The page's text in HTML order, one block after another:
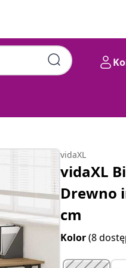
vidaXL
vidaXL
Drewno
cm
Kolor(8